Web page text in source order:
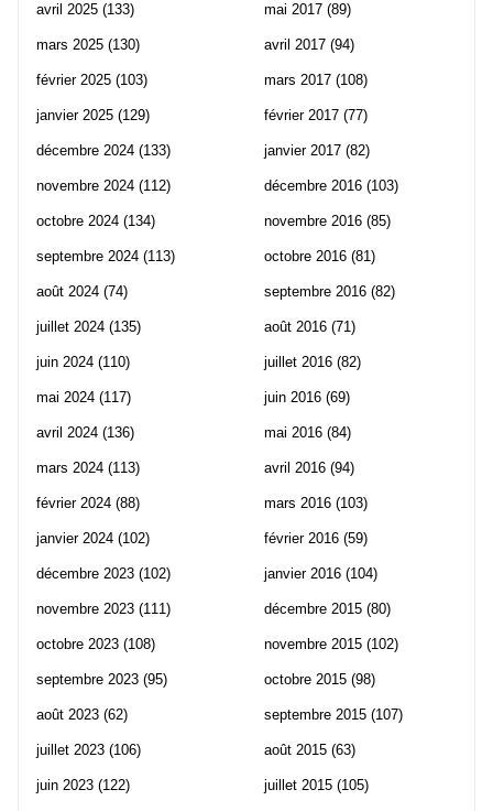
avril 2025 (133)
mars 2025 (130)
février 2025 (103)
janvier 2025 (129)
décembre 2024 (133)
novembre 2024 (112)
octobre 2024 (134)
septembre 2024 (113)
août 2024 (74)
juillet 2024 (135)
juin 2024 (110)
mai 2024 (117)
avril 2024 (136)
mars 2024 (113)
février 2024 (88)
janvier 2024 (102)
décembre 2023 (102)
novembre 2023 (111)
octobre 2023 (108)
septembre 2023 (95)
août 2023 (62)
juillet 2023 (106)
juin 2023 (122)
mai 2017 (89)
avril 2017 (94)
mars 2017 (108)
février 2017 (77)
janvier 2017 (82)
décembre 2016 (103)
novembre 2016 (85)
octobre 2016 (81)
septembre 2016 (82)
août 2016 (71)
juillet 2016 (82)
juin 2016 (69)
mai 2016 (84)
avril 2016 (94)
mars 2016 (103)
février 2016 (59)
janvier 2016 (104)
décembre 2015 (80)
novembre 2015 (102)
octobre 2015 (98)
septembre 2015 (107)
août 2015 (63)
juillet 2015 (105)